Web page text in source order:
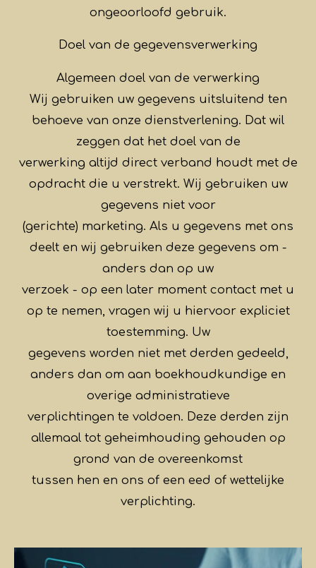
ongeoorloofd gebruik.
Doel van de gegevensverwerking
Algemeen doel van de verwerking
Wij gebruiken uw gegevens uitsluitend ten
behoeve van onze dienstverlening. Dat wil
zeggen dat het doel van de
verwerking altijd direct verband houdt met de
opdracht die u verstrekt. Wij gebruiken uw
gegevens niet voor
(gerichte) marketing. Als u gegevens met ons
deelt en wij gebruiken deze gegevens om -
anders dan op uw
verzoek - op een later moment contact met u
op te nemen, vragen wij u hiervoor expliciet
toestemming. Uw
gegevens worden niet met derden gedeeld,
anders dan om aan boekhoudkundige en
overige administratieve
verplichtingen te voldoen. Deze derden zijn
allemaal tot geheimhouding gehouden op
grond van de overeenkomst
tussen hen en ons of een eed of wettelijke
verplichting.